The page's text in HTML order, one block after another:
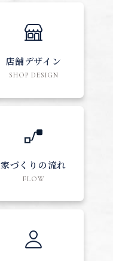
店舗デザイン
SHOP DESIGN
家づくりの流れ
FLOW